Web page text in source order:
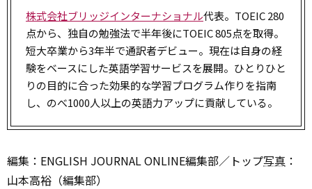
株式会社ブリッジインターナショナル代表。TOEIC 280
点から、独自の勉強法で半年後にTOEIC 805点を取得。
短大卒業から3年半で通訳者デビュー。現在は自身の経
験をベースにした英語学習サービスを展開。ひとりひと
りの目的に合った効果的な学習プログラム作りを指南
し、のべ1000人以上の英語力アップに貢献している。
編集：ENGLISH JOURNAL ONLINE編集部／トップ写真 ：
山本高裕（編集部）